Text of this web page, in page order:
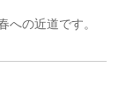
への近道です。